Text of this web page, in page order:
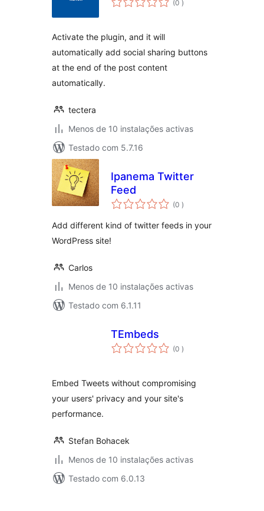
(0 )
Activate the plugin, and it will
automatically add social sharing buttons
at the end of the post content
automatically.
tectera
Menos de 10 instalações activas
Testado com 5.7.16
Ipanema Twitter
Feed
(0 classificações
)
Add different kind of twitter feeds in your
WordPress site!
Carlos
Menos de 10 instalações activas
Testado com 6.1.11
TEmbeds
(0 classificações
)
Embed Tweets without compromising
your users' privacy and your site's
performance.
Stefan Bohacek
Menos de 10 instalações activas
Testado com 6.0.13